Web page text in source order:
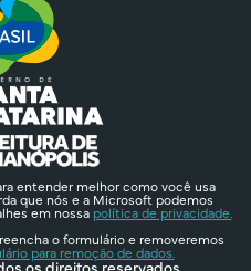
entender melhor como você usa
que nós e a Microsoft podemos
em nossa política de privacidade.
o formulário e removeremos
para remoção de dados.
os direitos reservados